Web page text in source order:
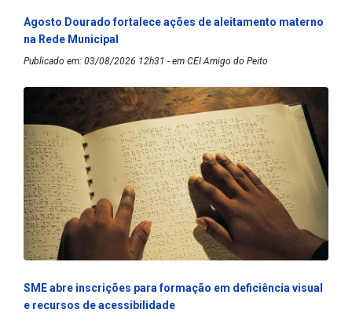
Agosto Dourado fortalece ações de aleitamento materno
na Rede Municipal
Publicado em: 03/08/2026 12h31 - em CEI Amigo do Peito
SME abre inscrições para formação em deficiência visual
e recursos de acessibilidade